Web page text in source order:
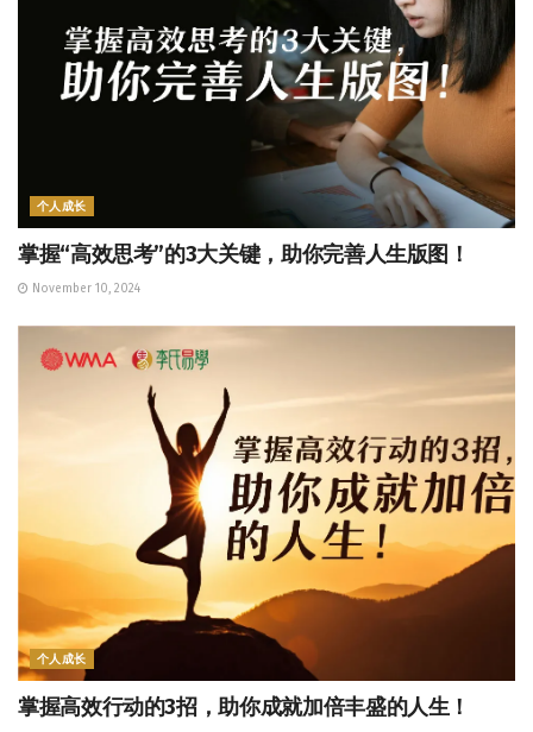
个人成长
掌握“高效思考”的3大关键，助你完善人生版图！
November 10, 2024
个人成长
掌握高效行动的3招，助你成就加倍丰盛的人生！